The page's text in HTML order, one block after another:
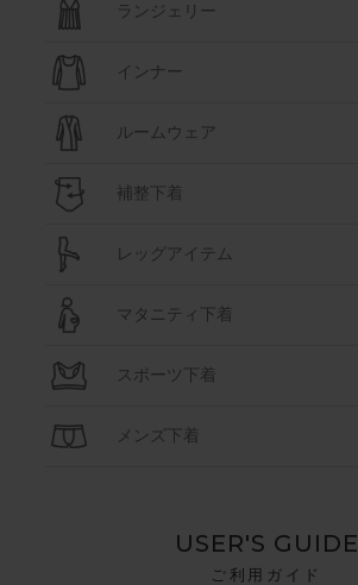
ランジェリー
インナー
ルームウェア
補整下着
レッグアイテム
マタニティ下着
スポーツ下着
メンズ下着
USER'S GUIDE
ご利用ガイド